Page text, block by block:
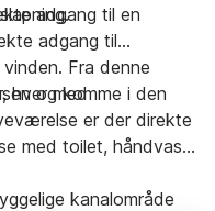
adgang til en
adgang til
Fra denne
og komme i den
hver med
er der direkte
med toilet, håndvask,
kanalområde